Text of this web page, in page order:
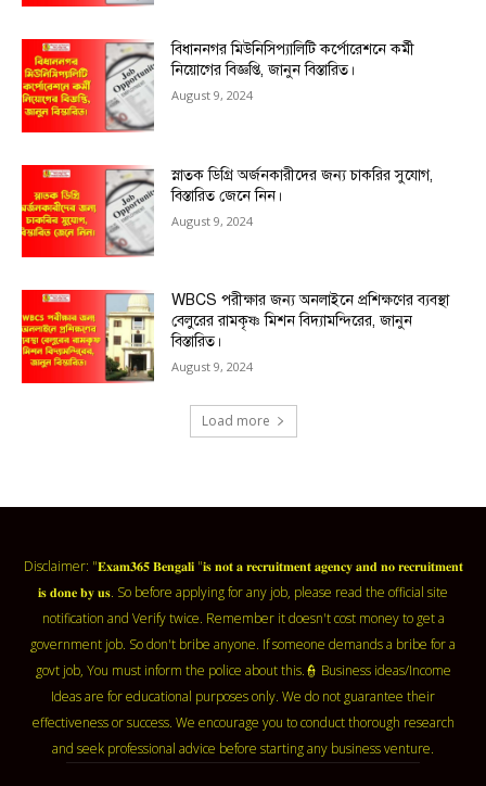
বিধাননগর মিউনিসিপ্যালিটি কর্পোরেশনে কর্মী
নিয়োগের বিজ্ঞপ্তি, জানুন বিস্তারিত।
August 9, 2024
স্নাতক ডিগ্রি অর্জনকারীদের জন্য চাকরির সুযোগ,
বিস্তারিত জেনে নিন।
August 9, 2024
WBCS পরীক্ষার জন্য অনলাইনে প্রশিক্ষণের ব্যবস্থা
বেলুরের রামকৃষ্ণ মিশন বিদ্যামন্দিরের, জানুন
বিস্তারিত।
August 9, 2024
Load more
Disclaimer: "𝐄𝐱𝐚𝐦𝟑𝟔𝟓 𝐁𝐞𝐧𝐠𝐚𝐥𝐢 "𝐢𝐬 𝐧𝐨𝐭 𝐚 𝐫𝐞𝐜𝐫𝐮𝐢𝐭𝐦𝐞𝐧𝐭 𝐚𝐠𝐞𝐧𝐜𝐲 𝐚𝐧𝐝 𝐧𝐨 𝐫𝐞𝐜𝐫𝐮𝐢𝐭𝐦𝐞𝐧𝐭
𝐢𝐬 𝐝𝐨𝐧𝐞 𝐛𝐲 𝐮𝐬. So before applying for any job, please read the official site
notification and Verify twice. Remember it doesn't cost money to get a
government job. So don't bribe anyone. If someone demands a bribe for a
govt job, You must inform the police about this.👮 Business ideas/Income
Ideas are for educational purposes only. We do not guarantee their
effectiveness or success. We encourage you to conduct thorough research
and seek professional advice before starting any business venture.